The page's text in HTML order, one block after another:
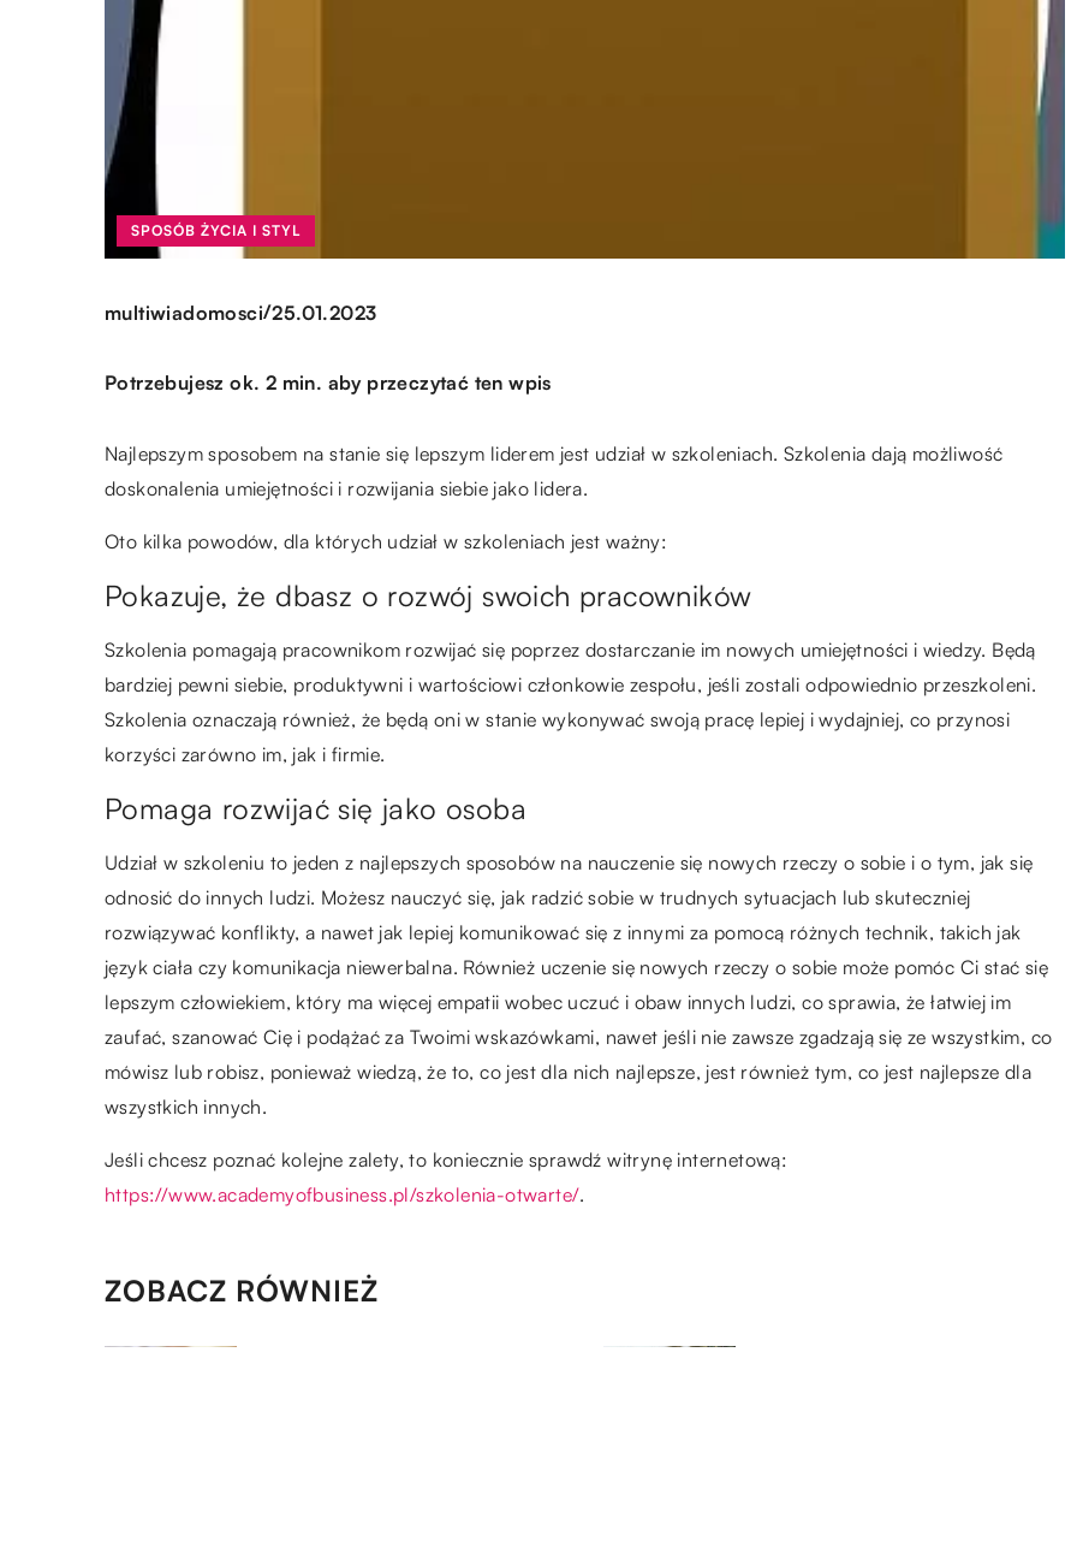
SPOSÓB ŻYCIA I STYL
multiwiadomosci/25.01.2023
Potrzebujesz ok. 2 min. aby przeczytać ten wpis
Najlepszym sposobem na stanie się lepszym liderem jest udział w szkoleniach. Szkolenia dają możliwość
doskonalenia umiejętności i rozwijania siebie jako lidera.
Oto kilka powodów, dla których udział w szkoleniach jest ważny:
Pokazuje, że dbasz o rozwój swoich pracowników
Szkolenia pomagają pracownikom rozwijać się poprzez dostarczanie im nowych umiejętności i wiedzy. Będą
bardziej pewni siebie, produktywni i wartościowi członkowie zespołu, jeśli zostali odpowiednio przeszkoleni.
Szkolenia oznaczają również, że będą oni w stanie wykonywać swoją pracę lepiej i wydajniej, co przynosi
korzyści zarówno im, jak i firmie.
Pomaga rozwijać się jako osoba
Udział w szkoleniu to jeden z najlepszych sposobów na nauczenie się nowych rzeczy o sobie i o tym, jak się
odnosić do innych ludzi. Możesz nauczyć się, jak radzić sobie w trudnych sytuacjach lub skuteczniej
rozwiązywać konflikty, a nawet jak lepiej komunikować się z innymi za pomocą różnych technik, takich jak
język ciała czy komunikacja niewerbalna. Również uczenie się nowych rzeczy o sobie może pomóc Ci stać się
lepszym człowiekiem, który ma więcej empatii wobec uczuć i obaw innych ludzi, co sprawia, że łatwiej im
zaufać, szanować Cię i podążać za Twoimi wskazówkami, nawet jeśli nie zawsze zgadzają się ze wszystkim, co
mówisz lub robisz, ponieważ wiedzą, że to, co jest dla nich najlepsze, jest również tym, co jest najlepsze dla
wszystkich innych.
Jeśli chcesz poznać kolejne zalety, to koniecznie sprawdź witrynę internetową:
https://www.academyofbusiness.pl/szkolenia-otwarte/.
ZOBACZ RÓWNIEŻ